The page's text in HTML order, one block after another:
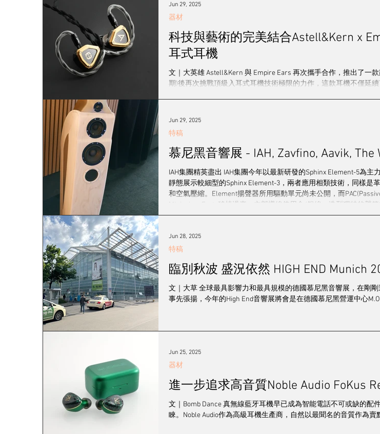
科技與藝術的完美結合Astell&Kern x
耳式耳機
文｜大英雄 Astell&Kern 與 Empire Ears 再次攜手合作，推出了一
期)後再次挑戰頂級入耳式耳機技術極限的力作，這款耳機不僅延
器材
Jun 29, 2025
慕尼黑音響展 - IAH, Zavfino, Aavik, The
IAH集團精英盡出 IAH集團今年以最新研發的Sphinx Element-5為
靜態展示較細型的Sphinx Element-3，兩者應用相類技術，同樣是
和空氣壓縮。Element揚聲器所用驅動單元尚未公開，而
Minissimo Forte移植過來，內部導線使用金/銀線。造型獨特的聲
Element-3則售40,000歐元。 Zavfino Crossbow TZ-1 12吋唱臂 這
特稿
Jun 29, 2025
臨別秋波 盛況依然 HIGH END Munich
文｜大草 全球最具影響力和最具規模的德國慕尼黑音響展，在剛
事先張揚，今年的High End音響展將會是在德國慕尼黑營運中心
特稿
Jun 28, 2025
進一步追求高音質Noble Audio FoKus
文｜Bomb Dance 真無線藍牙耳機早已成為智能電話不可或缺的
睞。Noble Audio作為高級耳機生產商，自然以最聞名的音質作為賣
器材
Jun 25, 2025